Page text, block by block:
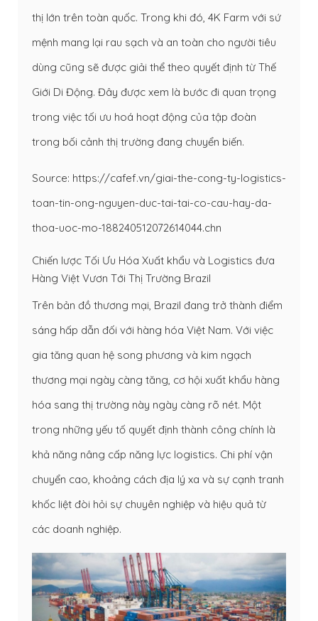
thị lớn trên toàn quốc. Trong khi đó, 4K Farm với sứ
mệnh mang lại rau sạch và an toàn cho người tiêu
dùng cũng sẽ được giải thể theo quyết định từ Thế
Giới Di Động. Đây được xem là bước đi quan trọng
trong việc tối ưu hoá hoạt động của tập đoàn
trong bối cảnh thị trường đang chuyển biến.
Source: https://cafef.vn/giai-the-cong-ty-logistics-
toan-tin-ong-nguyen-duc-tai-tai-co-cau-hay-da-
thoa-uoc-mo-188240512072614044.chn
Chiến lược Tối Ưu Hóa Xuất khẩu và Logistics đưa
Hàng Việt Vươn Tới Thị Trường Brazil
Trên bản đồ thương mại, Brazil đang trở thành điểm
sáng hấp dẫn đối với hàng hóa Việt Nam. Với việc
gia tăng quan hệ song phương và kim ngạch
thương mại ngày càng tăng, cơ hội xuất khẩu hàng
hóa sang thị trường này ngày càng rõ nét. Một
trong những yếu tố quyết định thành công chính là
khả năng nâng cấp năng lực logistics. Chi phí vận
chuyển cao, khoảng cách địa lý xa và sự cạnh tranh
khốc liệt đòi hỏi sự chuyên nghiệp và hiệu quả từ
các doanh nghiệp.